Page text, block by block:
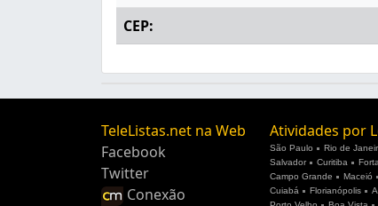
CEP:
TeleListas.net na Web
Facebook
Twitter
Conexão
Atividades por
São Paulo Rio de
Salvador
Curitiba
Campo Grande
Maceió
Cuiabá
Florianópolis